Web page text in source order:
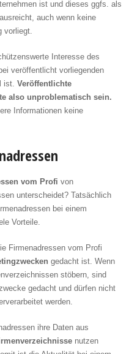
ist und dieses ggfs. als
auch wenn keine
vorliegt.
Interesse des
veröffentlicht vorliegenden
ist. Veröffentlichte
also unproblematisch sein.
Informationen keine
vom Profi von
unterscheidet? Tatsächlich
bei einem
Vorteile.
Firmenadressen vom Profi
gedacht ist. Wenn
stöbern, sind
gedacht und dürfen nicht
werden.
ihre Daten aus
nutzen